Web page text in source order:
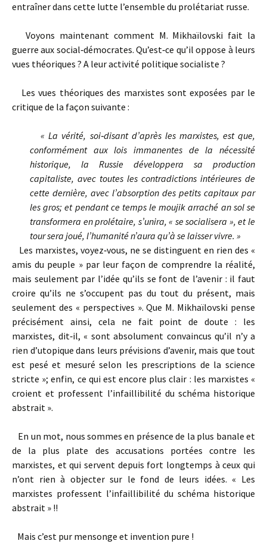
entraîner dans cette lutte l’ensemble du prolétariat russe.
Voyons maintenant comment M. Mikhaïlovski fait la
guerre aux social‑démocrates. Qu’est‑ce qu’il oppose à leurs
vues théoriques ? A leur activité politique socialiste ?
Les vues théoriques des marxistes sont exposées par le
critique de la façon suivante :
« La vérité, soi‑disant d’après les marxistes, est que,
conformément aux lois immanentes de la nécessité
historique, la Russie développera sa production
capitaliste, avec toutes les contradictions intérieures de
cette dernière, avec l’absorption des petits capitaux par
les gros; et pendant ce temps le moujik arraché an sol se
transformera en prolétaire, s’unira, « se socialisera », et le
tour sera joué, l’humanité n’aura qu’à se laisser vivre. »
Les marxistes, voyez‑vous, ne se distinguent en rien des «
amis du peuple » par leur façon de comprendre la réalité,
mais seulement par l’idée qu’ils se font de l’avenir : il faut
croire qu’ils ne s’occupent pas du tout du présent, mais
seulement des « perspectives ». Que M. Mikhaïlovski pense
précisément ainsi, cela ne fait point de doute : les
marxistes, dit‑il, « sont absolument convaincus qu’il n’y a
rien d’utopique dans leurs prévisions d’avenir, mais que tout
est pesé et mesuré selon les prescriptions de la science
stricte »; enfin, ce qui est encore plus clair : les marxistes «
croient et professent l’infaillibilité du schéma historique
abstrait ».
En un mot, nous sommes en présence de la plus banale et
de la plus plate des accusations portées contre les
marxistes, et qui servent depuis fort longtemps à ceux qui
n’ont rien à objecter sur le fond de leurs idées. « Les
marxistes professent l’infaillibilité du schéma historique
abstrait » !!
Mais c’est pur mensonge et invention pure !